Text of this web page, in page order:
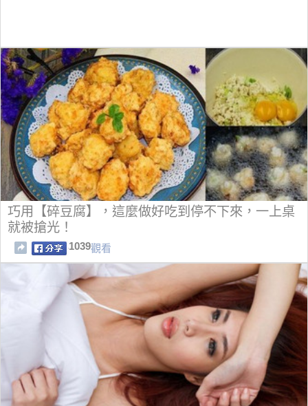
巧用【碎豆腐】，這麼做好吃到停不下來，一上桌
就被搶光！
1039觀看